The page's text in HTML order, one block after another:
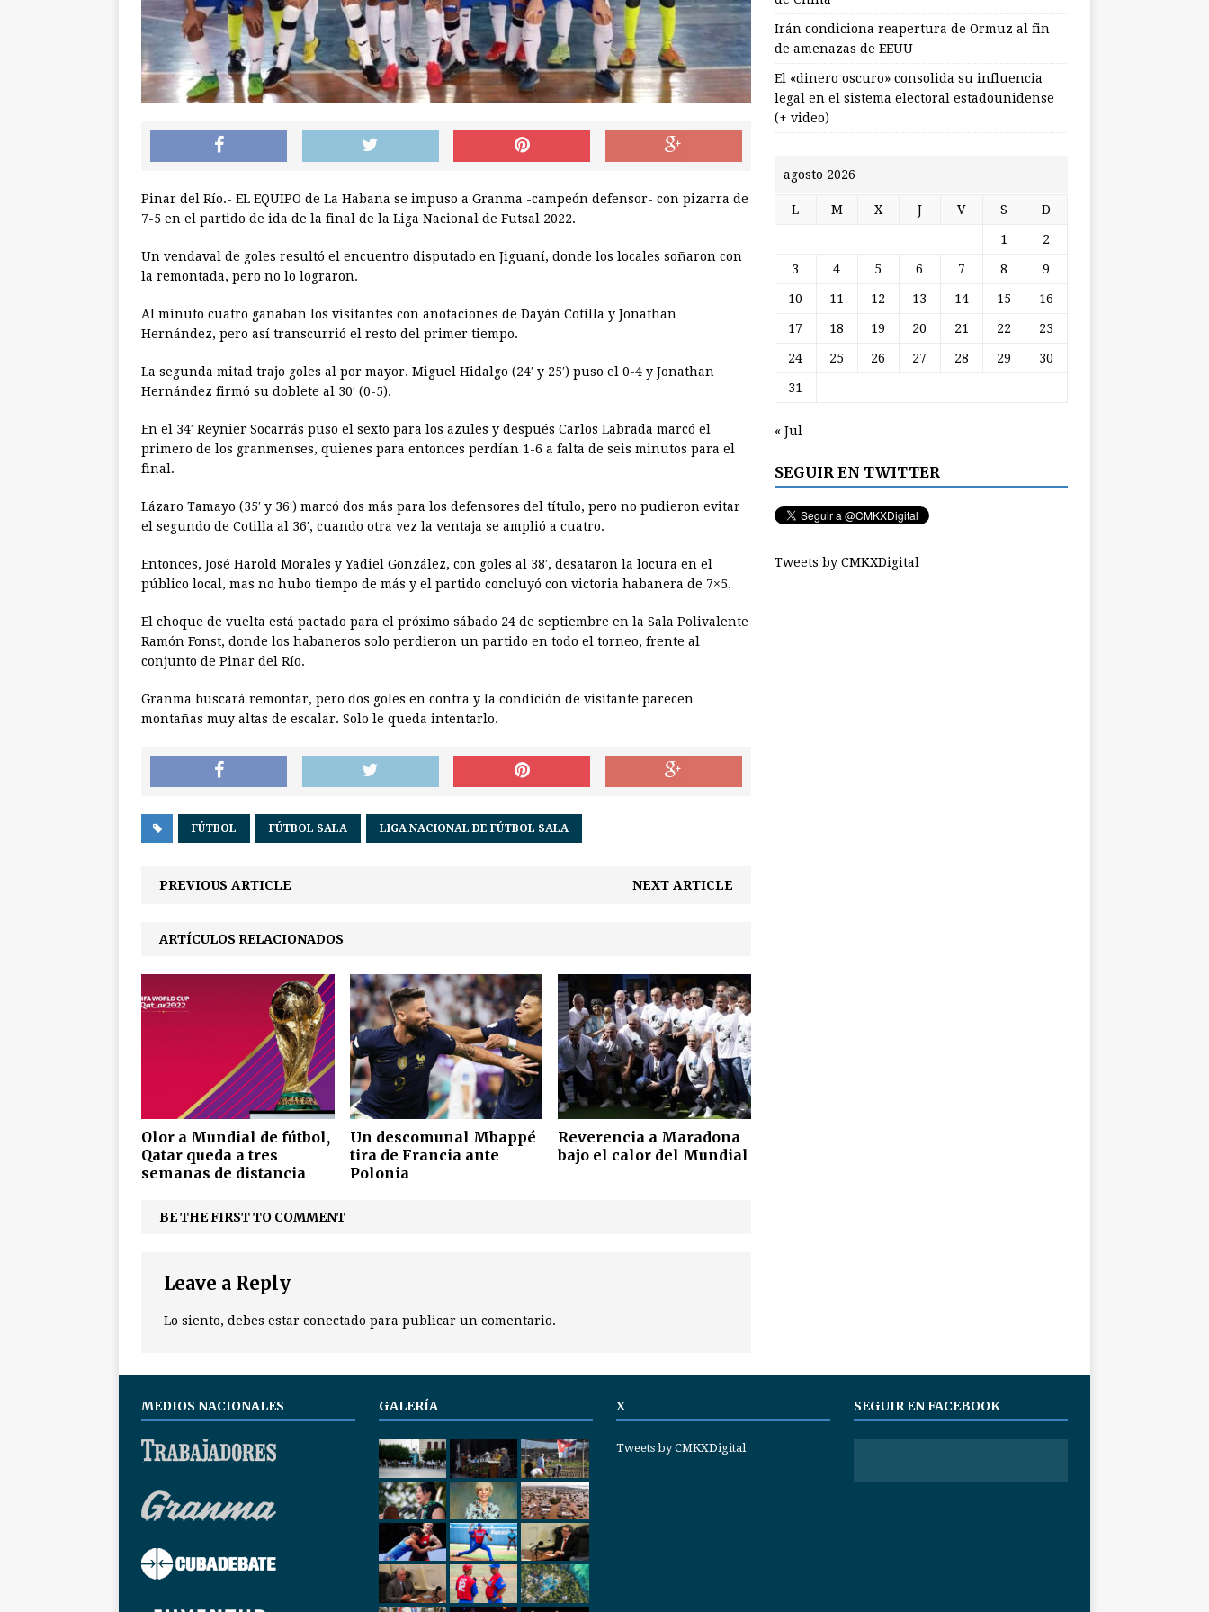
Pinar del Río.- EL EQUIPO de La Habana se impuso a Granma -campeón defensor- con pizarra de
7-5 en el partido de ida de la final de la Liga Nacional de Futsal 2022.
Un vendaval de goles resultó el encuentro disputado en Jiguaní, donde los locales soñaron con
la remontada, pero no lo lograron.
Al minuto cuatro ganaban los visitantes con anotaciones de Dayán Cotilla y Jonathan
Hernández, pero así transcurrió el resto del primer tiempo.
La segunda mitad trajo goles al por mayor. Miguel Hidalgo (24′ y 25′) puso el 0-4 y Jonathan
Hernández firmó su doblete al 30′ (0-5).
En el 34′ Reynier Socarrás puso el sexto para los azules y después Carlos Labrada marcó el
primero de los granmenses, quienes para entonces perdían 1-6 a falta de seis minutos para el
final.
Lázaro Tamayo (35′ y 36′) marcó dos más para los defensores del título, pero no pudieron evitar
el segundo de Cotilla al 36′, cuando otra vez la ventaja se amplió a cuatro.
Entonces, José Harold Morales y Yadiel González, con goles al 38′, desataron la locura en el
público local, mas no hubo tiempo de más y el partido concluyó con victoria habanera de 7×5.
El choque de vuelta está pactado para el próximo sábado 24 de septiembre en la Sala Polivalente
Ramón Fonst, donde los habaneros solo perdieron un partido en todo el torneo, frente al
conjunto de Pinar del Río.
Granma buscará remontar, pero dos goles en contra y la condición de visitante parecen
montañas muy altas de escalar. Solo le queda intentarlo.
FÚTBOL FÚTBOL SALA LIGA NACIONAL DE FÚTBOL SALA
PREVIOUS ARTICLE NEXT ARTICLE
ARTÍCULOS RELACIONADOS
Olor a Mundial de fútbol,
Qatar queda a tres
semanas de distancia
Un descomunal Mbappé
tira de Francia ante
Polonia
Reverencia a Maradona
bajo el calor del Mundial
BE THE FIRST TO COMMENT
Leave a Reply
Lo siento, debes estar conectado para publicar un comentario.
Irán condiciona reapertura de Ormuz al fin
de amenazas de EEUU
El «dinero oscuro» consolida su influencia
legal en el sistema electoral estadounidense
(+ video)
agosto 2026
L M X J V S D
1 2
3 4 5 6 7 8 9
10 11 12 13 14 15 16
17 18 19 20 21 22 23
24 25 26 27 28 29 30
31
« Jul
SEGUIR EN TWITTER
Tweets by CMKXDigital
MEDIOS NACIONALES GALERÍA X
Tweets by CMKXDigital
SEGUIR EN FACEBOOK